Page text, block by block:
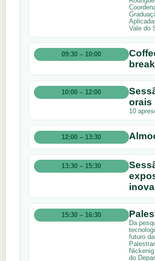
Vale do
09:30 – 10:00
break
10:00 – 12:00
orais
10
12:00 – 13:30
13:30 – 15:30
15:30 – 16:30
Da
futuro
do